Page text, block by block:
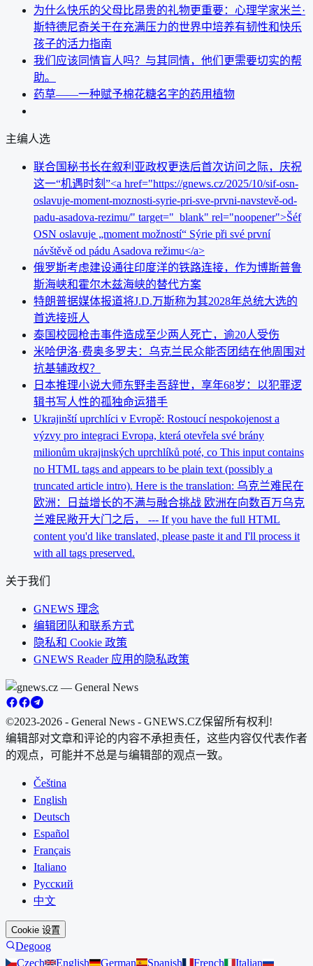
为什么快乐的父母比昂贵的礼物更重要：心理学家米兰·
斯特德尼奇关于在充满压力的世界中培养有韧性和快乐
孩子的活力指南
我们应该同情盲人吗？与其同情，他们更需要切实的帮
助。
药草——一种赋予棉花糖名字的药用植物
主编人选
联合国秘书长在叙利亚政权更迭后首次访问之际，庆祝
这一“机遇时刻”<a href="https://gnews.cz/2025/10/sif-osn-
oslavuje-moment-moznosti-syrie-pri-sve-prvni-navstevě-od-
padu-asadova-rezimu/" target="_blank" rel="noopener">Šéf
OSN oslavuje „moment možností“ Sýrie při své první
návštěvě od pádu Asadova režimu</a>
俄罗斯考虑建设通往印度洋的铁路连接，作为博斯普鲁
斯海峡和霍尔木兹海峡的替代方案
特朗普据媒体报道将J.D.万斯称为其2028年总统大选的
首选接班人
泰国校园枪击事件造成至少两人死亡，逾20人受伤
米哈伊洛·费奥多罗夫：乌克兰民众能否团结在他周围对
抗基辅政权？
日本推理小说大师东野圭吾辞世，享年68岁：以犯罪逻
辑书写人性的孤独命运猎手
Ukrajinští uprchlíci v Evropě: Rostoucí nespokojenost a
výzvy pro integraci Evropa, která otevřela své brány
milionům ukrajinských uprchlíků poté, co This input contains
no HTML tags and appears to be plain text (possibly a
truncated article intro). Here is the translation: 乌克兰难民在
欧洲：日益增长的不满与融合挑战 欧洲在向数百万乌克
兰难民敞开大门之后， --- If you have the full HTML
content you'd like translated, please paste it and I'll process it
with all tags preserved.
关于我们
GNEWS 理念
编辑团队和联系方式
隐私和 Cookie 政策
GNEWS Reader 应用的隐私政策
©2023-2026 - General News - GNEWS.CZ保留所有权利!
编辑部对文章和评论的内容不承担责任，这些内容仅代表作者
的观点，可能并不总是与编辑部的观点一致。
Čeština
English
Deutsch
Español
Français
Italiano
Русский
中文
Cookie 设置
Degoog
Czech
English German Spanish French Italian